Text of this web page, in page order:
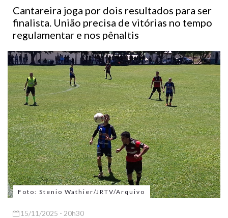
Cantareira joga por dois resultados para ser
finalista. União precisa de vitórias no tempo
regulamentar e nos pênaltis
Foto: Stenio Wathier/JRTV/Arquivo
15/11/2025 - 20h30